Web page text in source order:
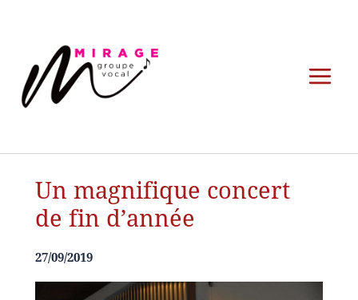
Un magnifique concert
de fin d’année
27/09/2019